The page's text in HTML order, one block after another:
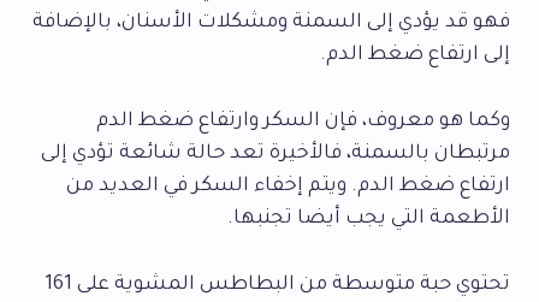
فهو قد يؤدي إلى السمنة ومشكلات الأسنان، بالإضافة
إلى ارتفاع ضغط الدم.
وكما هو معروف، فإن السكر وارتفاع ضغط الدم
مرتبطان بالسمنة، فالأخيرة تعد حالة شائعة تؤدي إلى
ارتفاع ضغط الدم. ويتم إخفاء السكر في العديد من
الأطعمة التي يجب أيضا تجنبها.
تحتوي حبة متوسطة من البطاطس المشوية على 161